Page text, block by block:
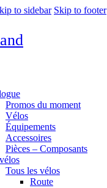
to sidebar Skip to footer
Promos du moment
Vélos
Équipements
Accessoires
Pièces – Composants
Tous les vélos
Route